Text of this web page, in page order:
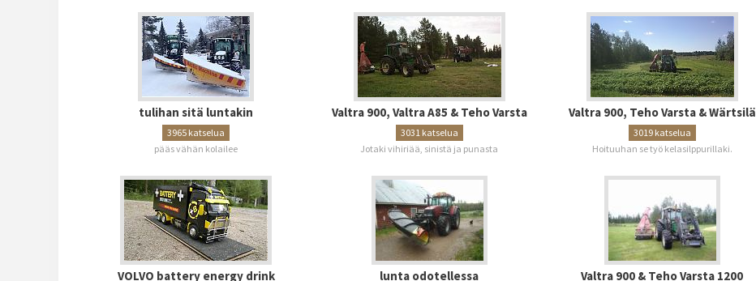
tulihan sitä luntakin
3965 katselua
pääs vähän kolailee
Valtra 900, Valtra A85 & Teho Varsta
3031 katselua
Jotaki vihiriää, sinistä ja punasta
Valtra 900, Teho Varsta & Wärtsilä
3019 katselua
Hoituuhan se työ kelasilppurillaki.
VOLVO battery energy drink lunta odotellessa Valtra 900 & Teho Varsta 1200